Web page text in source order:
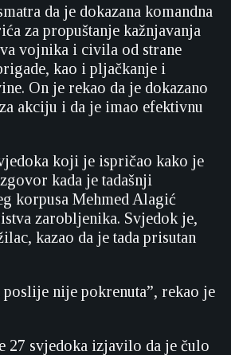
da je dokazana komandna
za propuštanje kažnjavanja
vojnika i civila od strane
kao i pljačkanje i
On je rekao da je dokazano
akciju i da je imao efektivnu
koji je ispričao kako je
kada je tadašnji
korpusa Mehmed Alagić
zarobljenika. Svjedok je,
kazao da je tada prisutan
nije pokrenuta”, rekao je
27 svjedoka izjavilo da je čulo